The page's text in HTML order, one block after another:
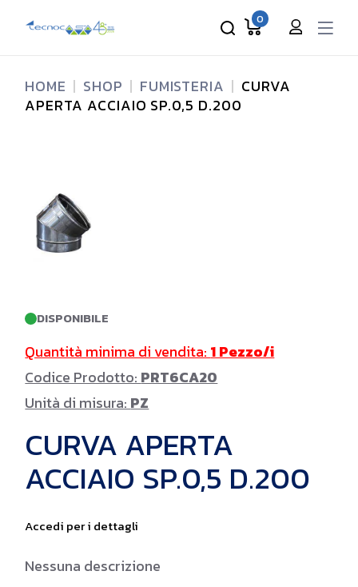
0
HOME SHOP FUMISTERIA
CURVA
APERTA ACCIAIO SP.0,5 D.200
DISPONIBILE
Quantità minima di vendita: 1 Pezzo/i
Codice Prodotto: PRT6CA20
Unità di misura: PZ
CURVA APERTA
ACCIAIO SP.0,5 D.200
Accedi per i dettagli
Nessuna descrizione